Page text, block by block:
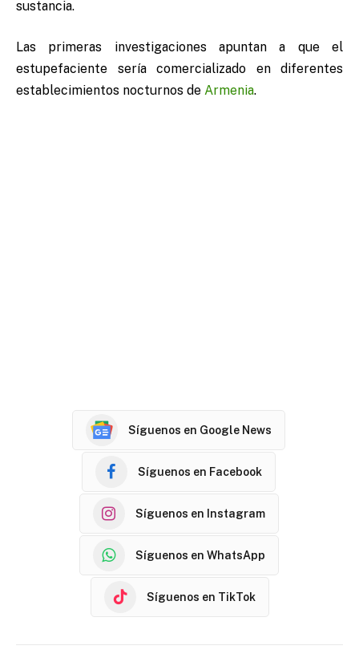
sustancia.
Las primeras investigaciones apuntan a que el
estupefaciente sería comercializado en diferentes
establecimientos nocturnos de Armenia.
Síguenos en Google News
Síguenos en Facebook
Síguenos en Instagram
Síguenos en WhatsApp
Síguenos en TikTok